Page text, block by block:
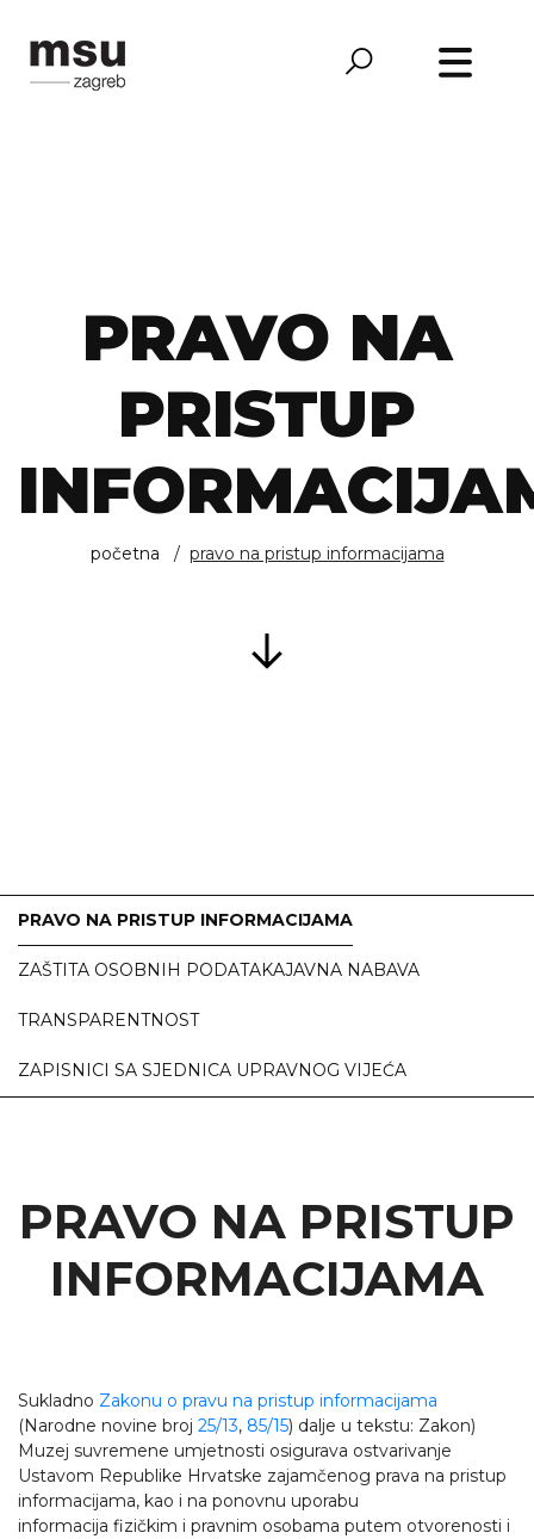
PRAVO NA
PRISTUP
početna pravo na pristup informacijama
PRAVO NA PRISTUP INFORMACIJAMA
ZAŠTITA OSOBNIH PODATAKAJAVNA NABAVA
TRANSPARENTNOST
ZAPISNICI SA SJEDNICA UPRAVNOG VIJEĆA
PRAVO NA PRISTUP
INFORMACIJAMA
Sukladno Zakonu o pravu na pristup informacijama
(Narodne novine broj 25/13, 85/15) dalje u tekstu: Zakon)
Muzej suvremene umjetnosti osigurava ostvarivanje
Ustavom Republike Hrvatske zajamčenog prava na pristup
informacijama, kao i na ponovnu uporabu
informacija fizičkim i pravnim osobama putem otvorenosti i